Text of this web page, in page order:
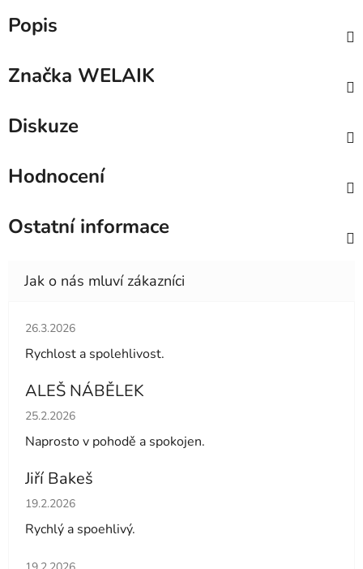
Popis
Značka WELAIK
Diskuze
Hodnocení
Ostatní informace
Hodnocení obchodu je 5 z 5 hvězdiček.
26.3.2026
Rychlost a spolehlivost.
ALEŠ NÁBĚLEK
Hodnocení obchodu je 5 z 5 hvězdiček.
25.2.2026
Naprosto v pohodě a spokojen.
Jiří Bakeš
Hodnocení obchodu je 5 z 5 hvězdiček.
19.2.2026
Rychlý a spoehlivý.
Hodnocení obchodu je 5 z 5 hvězdiček.